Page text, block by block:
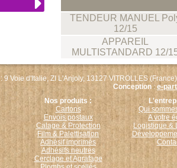
TENDEUR MANUEL
12/15
APPAREIL
MULTISTANDARD 12/
: 9 Voie d'Italie, ZI L'Anjoly, 13127 VITROLLES
Conception: e-
Nos produits :
Cartons
Envois postaux
Calage & Protection
Film & Palettisation
Adhésif imprimés
Adhésifs neutres
Cerclage et Agrafage
Qui
A votre
Logistique &